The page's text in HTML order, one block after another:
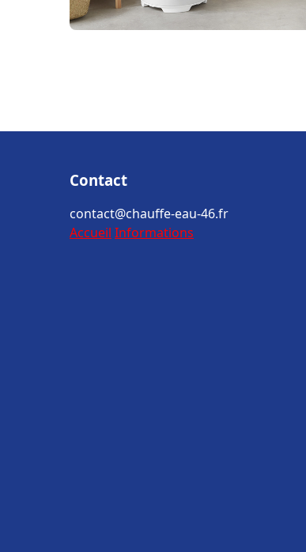
Contact
contact@chauffe-eau-46.fr
Accueil Informations